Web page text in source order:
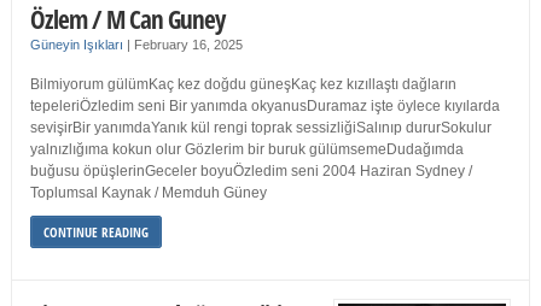
Özlem / M Can Guney
Güneyin Işıkları | February 16, 2025
Bilmiyorum gülümKaç kez doğdu güneşKaç kez kızıllaştı dağların
tepeleriÖzledim seni Bir yanımda okyanusDuramaz işte öylece kıyılarda
sevişirBir yanımdaYanık kül rengi toprak sessizliğiSalınıp dururSokulur
yalnızlığıma kokun olur Gözlerim bir buruk gülümsemeDudağımda
buğusu öpüşlerinGeceler boyuÖzledim seni 2004 Haziran Sydney /
Toplumsal Kaynak / Memduh Güney
CONTINUE READING